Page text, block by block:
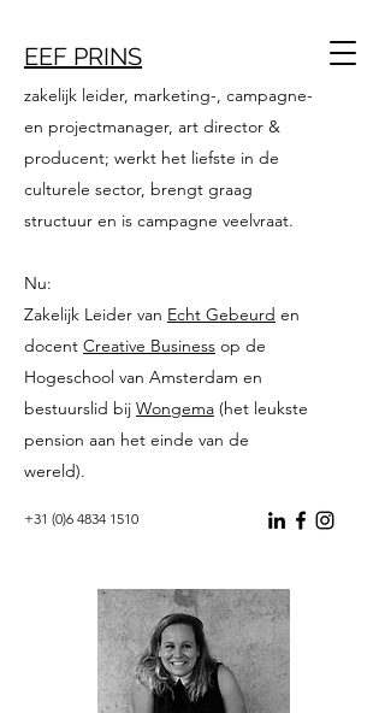
EEF PRINS
zakelijk leider, marketing-, campagne-
en projectmanager, art director &
producent; werkt het liefste in de
culturele sector, brengt graag
structuur en is campagne veelvraat.
Nu:
Zakelijk Leider van Echt Gebeurd en
docent Creative Business op de
Hogeschool van Amsterdam en
bestuurslid bij Wongema (het leukste
pension aan het einde van de
wereld).
+31 (0)6 4834 1510